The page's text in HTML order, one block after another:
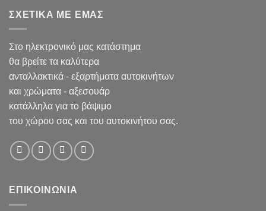
ΣΧΕΤΙΚΑ ΜΕ ΕΜΑΣ
Στο ηλεκτρονικό μας κατάστημα
θα βρείτε τα καλύτερα
ανταλλακτικά - εξαρτήματα αυτοκινήτων
και χρώματα - αξεσουάρ
κατάλληλα για το βάψιμο
του χώρου σας και του αυτοκινήτου σας.
ΕΠΙΚΟΙΝΩΝΙΑ